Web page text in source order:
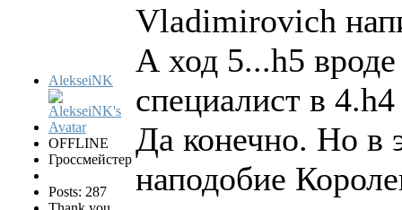
AlekseiNK
OFFLINE
Гроссмейстер
Posts: 287
Vladimirovich
А ход 5...h5
специалист в 4.h4
Да конечно. Но в
наподобие